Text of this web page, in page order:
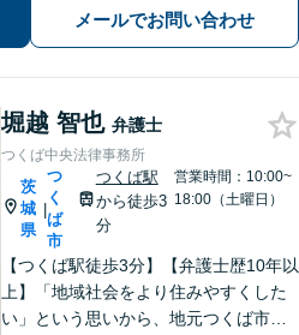
交通事故、未払賃金、債権回収など解
決実績多数。ご相談内容にとことん向
メールでお問い合わせ
堀越 智也 弁護士
つくば中央法律事務所
茨
城
県
|
つ
く
ば
市
つくば駅
から徒歩3
分
営業時間：10:00~
18:00（土曜日）
【つくば駅徒歩3分】【弁護士歴10年以
上】「地域社会をより住みやすくした
い」という思いから、地元つくば市で